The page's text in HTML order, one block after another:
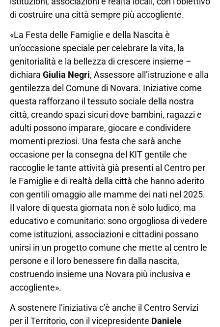
di costruire una città sempre più accogliente.
«La Festa delle Famiglie e della Nascita è
un’occasione speciale per celebrare la vita, la
genitorialità e la bellezza di crescere insieme –
dichiara Giulia Negri, Assessore all’istruzione e alla
gentilezza del Comune di Novara. Iniziative come
questa rafforzano il tessuto sociale della nostra
città, creando spazi sicuri dove bambini, ragazzi e
adulti possono imparare, giocare e condividere
momenti preziosi. Una festa che sarà anche
occasione per la consegna del KIT gentile che
raccoglie le tante attività già presenti al Centro per
le Famiglie e di realtà della città che hanno aderito
con gentili omaggio alle mamme dei nati nel 2025.
Il valore di questa giornata non è solo ludico, ma
educativo e comunitario: sono orgogliosa di vedere
come istituzioni, associazioni e cittadini possano
unirsi in un progetto comune che mette al centro le
persone e il loro benessere fin dalla nascita,
costruendo insieme una Novara più inclusiva e
accogliente».
A sostenere l’iniziativa c’è anche il Centro Servizi
per il Territorio, con il vicepresidente Daniele